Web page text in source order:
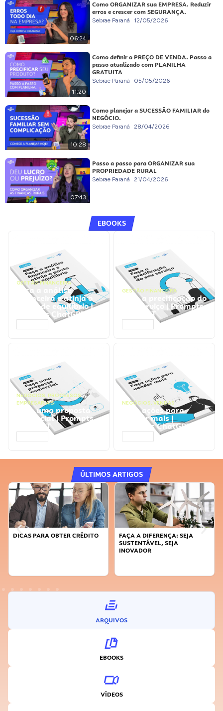
06:24
Como ORGANIZAR sua EMPRESA. Reduzir
erros e crescer com SEGURANÇA.
Sebrae Paraná 12/05/2026
11:20
Como definir o PREÇO DE VENDA. Passo a
passo atualizado com PLANILHA
GRATUITA
Sebrae Paraná 05/05/2026
10:28
Como planejar a SUCESSÃO FAMILIAR do
NEGÓCIO.
Sebrae Paraná 28/04/2026
07:43
Passo a passo para ORGANIZAR sua
PROPRIEDADE RURAL
Sebrae Paraná 21/04/2026
EBOOKS
GESTÃO FINANCEIRA
Faça a análise
financeira e atinja o
ponto de equilíbrio |
Prompts ChatGPT
GESTÃO FINANCEIRA
Faça a precificação do
seu serviço | Prompts
ChatGPT
NEGÓCIOS, PROCESSOS
EMPRESARIAIS
Faça uma proposta
comercial | Prompts
ChatGPT
NEGÓCIOS, VENDAS
Faça ações para
vender mais |
Prompts ChatGPT
ÚLTIMOS ARTIGOS
DICAS PARA OBTER CRÉDITO
FAÇA A DIFERENÇA: SEJA
SUSTENTÁVEL, SEJA
INOVADOR
ARQUIVOS
EBOOKS
VÍDEOS